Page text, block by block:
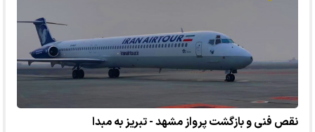
نقص فنی و بازگشت پرواز مشهد - تبریز به مبدا